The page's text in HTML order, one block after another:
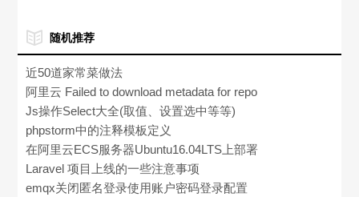
随机推荐
近50道家常菜做法
阿里云 Failed to download metadata for repo
‘AppStream‘(centos8放弃维护)
Js操作Select大全(取值、设置选中等等)
phpstorm中的注释模板定义
在阿里云ECS服务器Ubuntu16.04LTS上部署
apache2+php+mysql环境
Laravel 项目上线的一些注意事项
emqx关闭匿名登录使用账户密码登录配置